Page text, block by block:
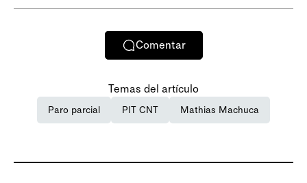
Comentar
Temas del artículo
Paro parcial PIT CNT Mathias Machuca